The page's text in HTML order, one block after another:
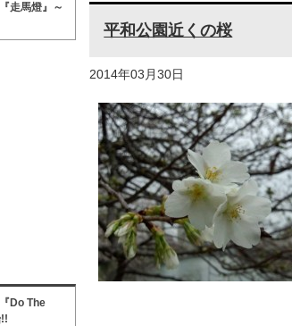
平和公園近くの桜
2014年03月30日
走馬燈』～
Do The